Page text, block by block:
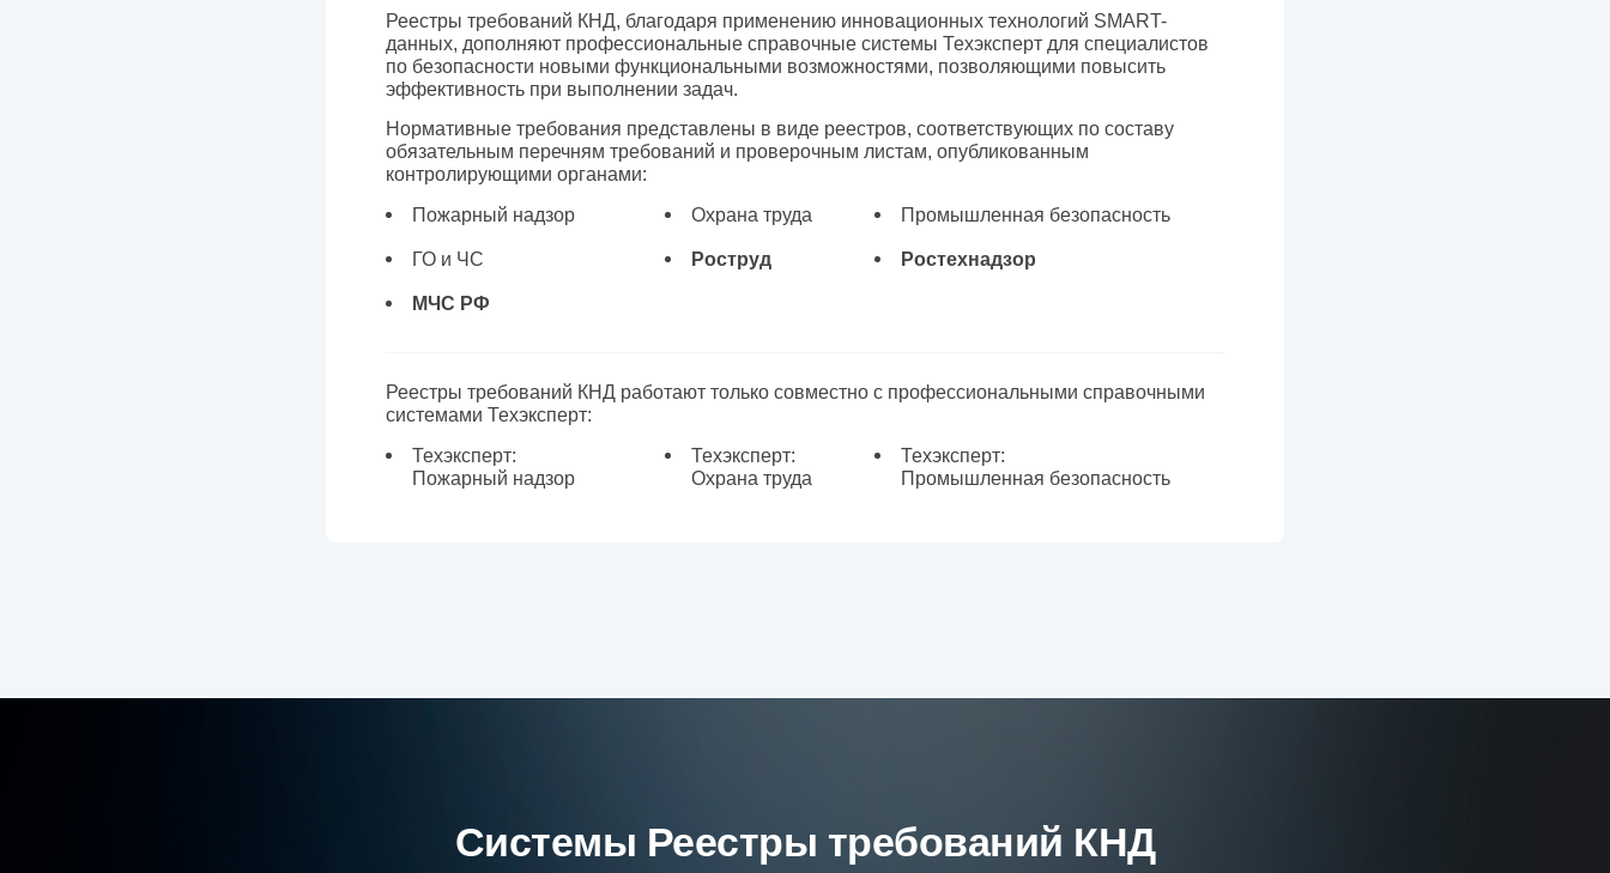
Реестры требований КНД, благодаря применению инновационных технологий SMART-
данных, дополняют профессиональные справочные системы Техэксперт для специалистов
по безопасности новыми функциональными возможностями, позволяющими повысить
эффективность при выполнении задач.
Нормативные требования представлены в виде реестров, соответствующих по составу
обязательным перечням требований и проверочным листам, опубликованным
контролирующими органами:
Пожарный надзор
ГО и ЧС
МЧС РФ
Охрана труда
Роструд
Промышленная безопасность
Ростехнадзор
Реестры требований КНД работают только совместно с профессиональными справочными
системами Техэксперт:
Техэксперт:
Пожарный надзор
Техэксперт:
Охрана труда
Техэксперт:
Промышленная безопасность
Системы Реестры требований КНД